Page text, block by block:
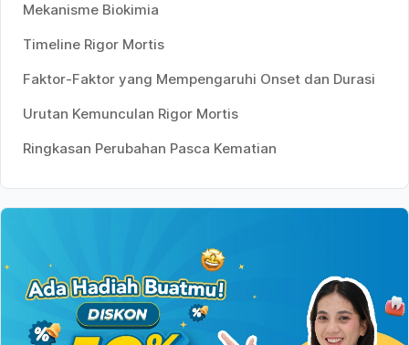
Mekanisme Biokimia
Timeline Rigor Mortis
Faktor-Faktor yang Mempengaruhi Onset dan Durasi
Urutan Kemunculan Rigor Mortis
Ringkasan Perubahan Pasca Kematian